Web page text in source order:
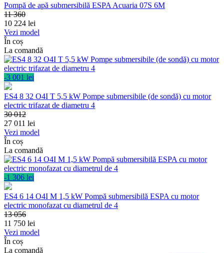
Pompă de apă submersibilă ESPA Acuaria 07S 6M
11 360
10 224 lei
Vezi model
În coș
La comandă
-3 001 lei
ES4 8 32 O4I T 5,5 kW Pompe submersibile (de sondă) cu motor
electric trifazat de diametru 4
30 012
27 011 lei
Vezi model
În coș
La comandă
-1 306 lei
ES4 6 14 O4I M 1,5 kW Pompă submersibilă ESPA cu motor
electric monofazat cu diametrul de 4
13 056
11 750 lei
Vezi model
În coș
La comandă